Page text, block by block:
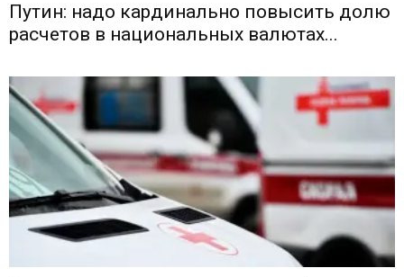
Путин: надо кардинально повысить долю
расчетов в национальных валютах...